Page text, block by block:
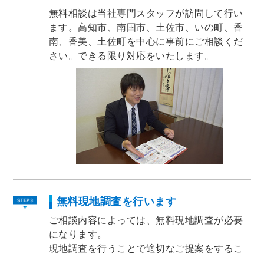
無料相談は当社専門スタッフが訪問して行い
ます。高知市、南国市、土佐市、いの町、香
南、香美、土佐町を中心に事前にご相談くだ
さい。できる限り対応をいたします。
無料現地調査を行います
ご相談内容によっては、無料現地調査が必要
になります。
現地調査を行うことで適切なご提案をするこ